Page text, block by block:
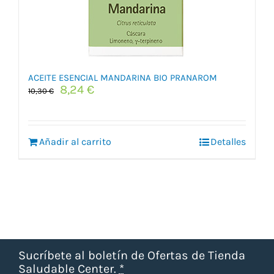
ACEITE ESENCIAL MANDARINA BIO PRANAROM
10,30€
El
10,30 €.
8,24 €El
8,24 €.
Añadir al carrito Detalles
Sucríbete al boletín de Ofertas de Tienda
Saludable Center. *